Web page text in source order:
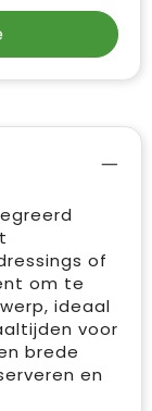
of
om te
ideaal
voor
brede
en